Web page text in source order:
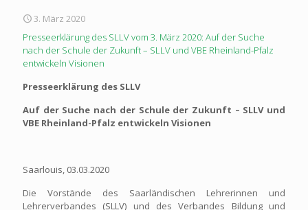
3. März 2020
Presseerklärung des SLLV vom 3. März 2020: Auf der Suche
nach der Schule der Zukunft – SLLV und VBE Rheinland-Pfalz
entwickeln Visionen
Presseerklärung des SLLV
Auf der Suche nach der Schule der Zukunft – SLLV und
VBE Rheinland-Pfalz entwickeln Visionen
Saarlouis, 03.03.2020
Die Vorstände des Saarländischen Lehrerinnen und
Lehrerverbandes (SLLV) und des Verbandes Bildung und